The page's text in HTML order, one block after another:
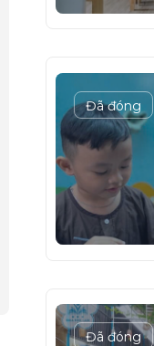
Đã đóng
Đã đóng